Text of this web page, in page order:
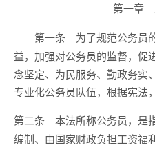
第一
第一条 为了规范公务员
益，加强对公务员的监督，促
念坚定、为民服务、勤政务实
专业化公务员队伍，根据宪法
第二条
本法所称公务员，是
编制、由国家财政负担工资福